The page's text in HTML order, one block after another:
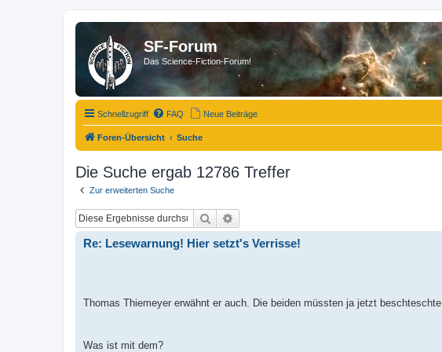
SF-Forum
Das Science-Fiction-Forum!
Schnellzugriff FAQ Neue Beiträge
Foren-Übersicht Suche
Die Suche ergab 12786 Treffer
Zur erweiterten Suche
Suche
Re: Lesewarnung! Hier setzt's Verrisse!
Thomas Thiemeyer erwähnt er auch. Die beiden müssten ja jetzt
Was ist mit dem?